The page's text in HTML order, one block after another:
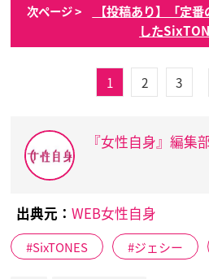
次ページ >
【投稿あり】「定
した
1 2 3
『女性自身』編集
出典元： WEB女性自身
SixTONES ジェシー